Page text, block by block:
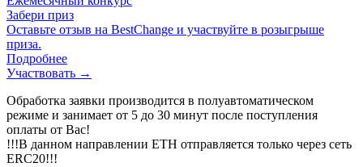
Забери приз
Оставьте отзыв на BestChange и участвуйте в розыгрыше
приза.
Подробнее
Участвовать →
Обработка заявки производится в полуавтоматическом
режиме и занимает от 5 до 30 минут после поступления
оплаты от Вас!
!!!В данном направлении ETH отправляется только через сеть
ERC20!!!